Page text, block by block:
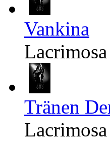
Vankina
Lacrimosa
Tränen
Lacrimosa